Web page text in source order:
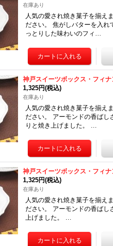
在庫あり
人気の愛され焼き菓子を揃え
ださい。 焦がしバターを入れ
っとりした味わいのフィ…
神戸スイーツボックス・フ
1,325円(税込)
在庫あり
人気の愛され焼き菓子を揃え
ださい。 アーモンドの香ばし
りと焼き上げました。 …
神戸スイーツボックス・フィ
1,325円(税込)
在庫あり
人気の愛され焼き菓子を揃え
ださい。 アーモンドの香ばし
上げました。 …